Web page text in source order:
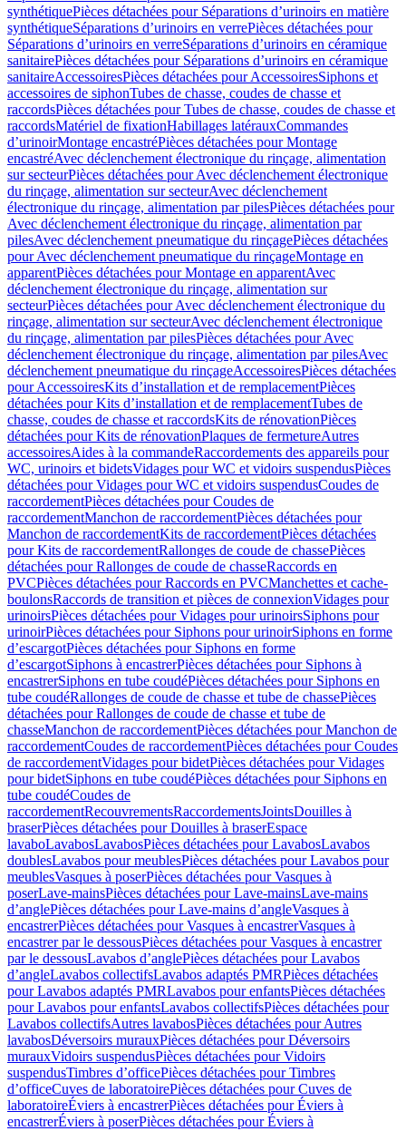
synthétiquePièces détachées pour Séparations d’urinoirs en matière
synthétiqueSéparations d’urinoirs en verrePièces détachées pour
Séparations d’urinoirs en verreSéparations d’urinoirs en céramique
sanitairePièces détachées pour Séparations d’urinoirs en céramique
sanitaireAccessoiresPièces détachées pour AccessoiresSiphons et
accessoires de siphonTubes de chasse, coudes de chasse et
raccordsPièces détachées pour Tubes de chasse, coudes de chasse et
raccordsMatériel de fixationHabillages latérauxCommandes
dʼurinoirMontage encastréPièces détachées pour Montage
encastréAvec déclenchement électronique du rinçage, alimentation
sur secteurPièces détachées pour Avec déclenchement électronique
du rinçage, alimentation sur secteurAvec déclenchement
électronique du rinçage, alimentation par pilesPièces détachées pour
Avec déclenchement électronique du rinçage, alimentation par
pilesAvec déclenchement pneumatique du rinçagePièces détachées
pour Avec déclenchement pneumatique du rinçageMontage en
apparentPièces détachées pour Montage en apparentAvec
déclenchement électronique du rinçage, alimentation sur
secteurPièces détachées pour Avec déclenchement électronique du
rinçage, alimentation sur secteurAvec déclenchement électronique
du rinçage, alimentation par pilesPièces détachées pour Avec
déclenchement électronique du rinçage, alimentation par pilesAvec
déclenchement pneumatique du rinçageAccessoiresPièces détachées
pour AccessoiresKits d’installation et de remplacementPièces
détachées pour Kits d’installation et de remplacementTubes de
chasse, coudes de chasse et raccordsKits de rénovationPièces
détachées pour Kits de rénovationPlaques de fermetureAutres
accessoiresAides à la commandeRaccordements des appareils pour
WC, urinoirs et bidetsVidages pour WC et vidoirs suspendusPièces
détachées pour Vidages pour WC et vidoirs suspendusCoudes de
raccordementPièces détachées pour Coudes de
raccordementManchon de raccordementPièces détachées pour
Manchon de raccordementKits de raccordementPièces détachées
pour Kits de raccordementRallonges de coude de chassePièces
détachées pour Rallonges de coude de chasseRaccords en
PVCPièces détachées pour Raccords en PVCManchettes et cache-
boulonsRaccords de transition et pièces de connexionVidages pour
urinoirsPièces détachées pour Vidages pour urinoirsSiphons pour
urinoirPièces détachées pour Siphons pour urinoirSiphons en forme
d’escargotPièces détachées pour Siphons en forme
d’escargotSiphons à encastrerPièces détachées pour Siphons à
encastrerSiphons en tube coudéPièces détachées pour Siphons en
tube coudéRallonges de coude de chasse et tube de chassePièces
détachées pour Rallonges de coude de chasse et tube de
chasseManchon de raccordementPièces détachées pour Manchon de
raccordementCoudes de raccordementPièces détachées pour Coudes
de raccordementVidages pour bidetPièces détachées pour Vidages
pour bidetSiphons en tube coudéPièces détachées pour Siphons en
tube coudéCoudes de
raccordementRecouvrementsRaccordementsJointsDouilles à
braserPièces détachées pour Douilles à braserEspace
lavaboLavabosLavabosPièces détachées pour LavabosLavabos
doublesLavabos pour meublesPièces détachées pour Lavabos pour
meublesVasques à poserPièces détachées pour Vasques à
poserLave-mainsPièces détachées pour Lave-mainsLave-mains
d’anglePièces détachées pour Lave-mains d’angleVasques à
encastrerPièces détachées pour Vasques à encastrerVasques à
encastrer par le dessousPièces détachées pour Vasques à encastrer
par le dessousLavabos d’anglePièces détachées pour Lavabos
d’angleLavabos collectifsLavabos adaptés PMRPièces détachées
pour Lavabos adaptés PMRLavabos pour enfantsPièces détachées
pour Lavabos pour enfantsLavabos collectifsPièces détachées pour
Lavabos collectifsAutres lavabosPièces détachées pour Autres
lavabosDéversoirs murauxPièces détachées pour Déversoirs
murauxVidoirs suspendusPièces détachées pour Vidoirs
suspendusTimbres dʼofficePièces détachées pour Timbres
dʼofficeCuves de laboratoirePièces détachées pour Cuves de
laboratoireÉviers à encastrerPièces détachées pour Éviers à
encastrerÉviers à poserPièces détachées pour Éviers à